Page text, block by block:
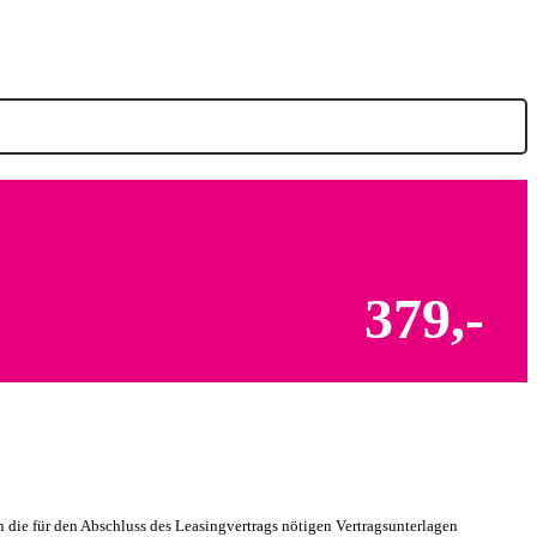
379,-
für den Abschluss des Leasingvertrags nötigen Vertragsunterlagen